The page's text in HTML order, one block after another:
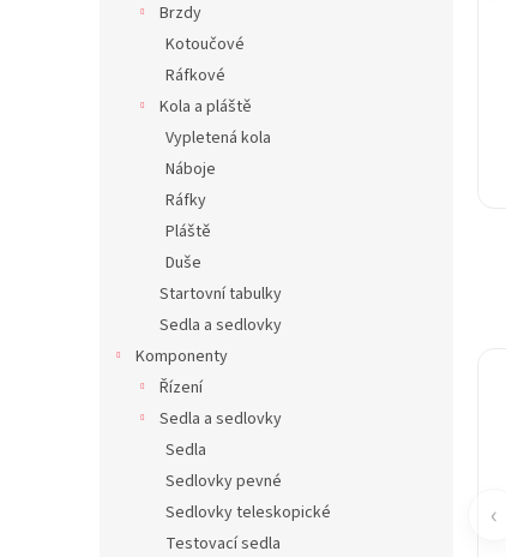
Brzdy
Kotoučové
Ráfkové
Kola a pláště
Vypletená kola
Náboje
Ráfky
Pláště
Duše
Startovní tabulky
Sedla a sedlovky
Komponenty
Řízení
Sedla a sedlovky
Sedla
Sedlovky pevné
Sedlovky teleskopické
Testovací sedla
‹